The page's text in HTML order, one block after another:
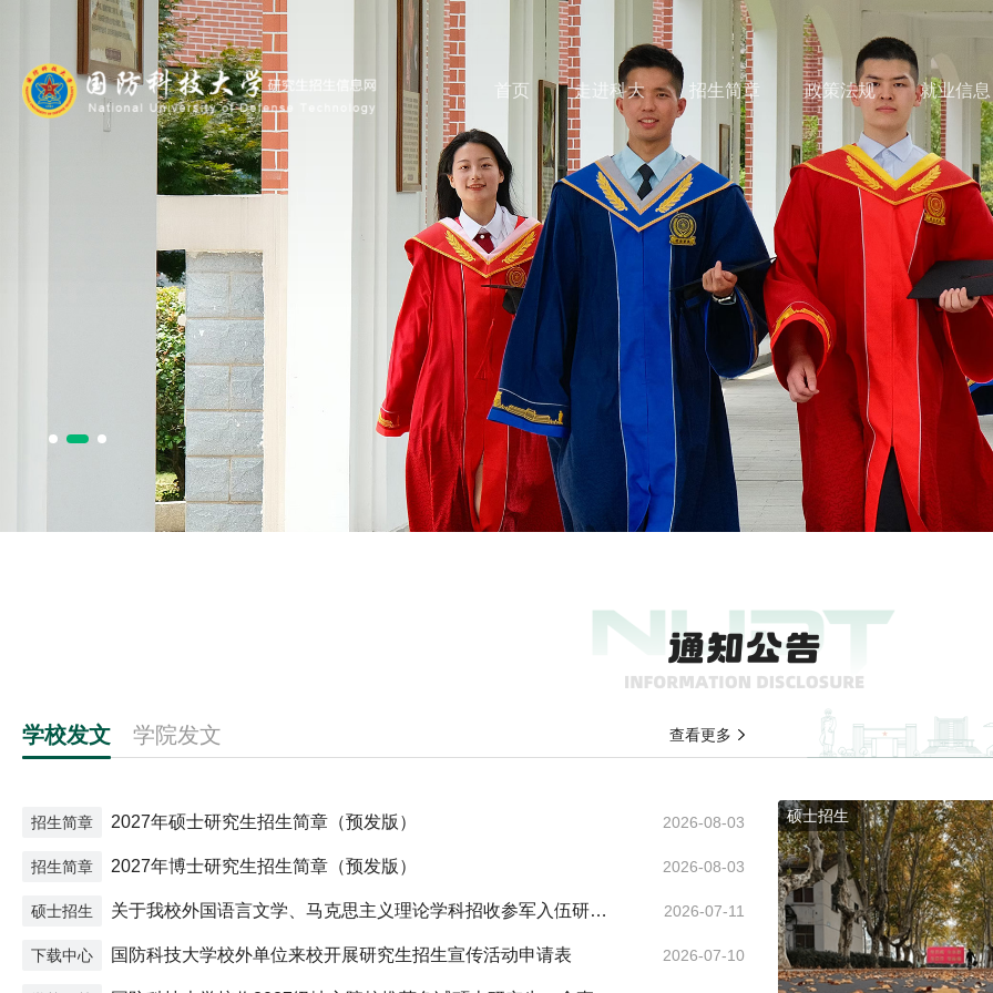
首页 走进科大 招生简章 政策法规 就业信息
学校发文 学院发文 查看更多
招生简章 2027年硕士研究生招生简章（预发版） 2026-08-03
招生简章 2027年博士研究生招生简章（预发版） 2026-08-03
硕士招生
关于我校外国语言文学、马克思主义理论学科招收参军入伍研究
2026-07-11
下载中心 国防科技大学校外单位来校开展研究生招生宣传活动申请表 2026-07-10
硕士招生